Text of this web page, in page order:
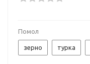
Помол
зерно турка